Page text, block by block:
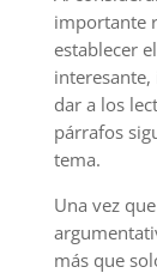
importante
establecer
dar a los
párrafos
tema.
Una vez
más que